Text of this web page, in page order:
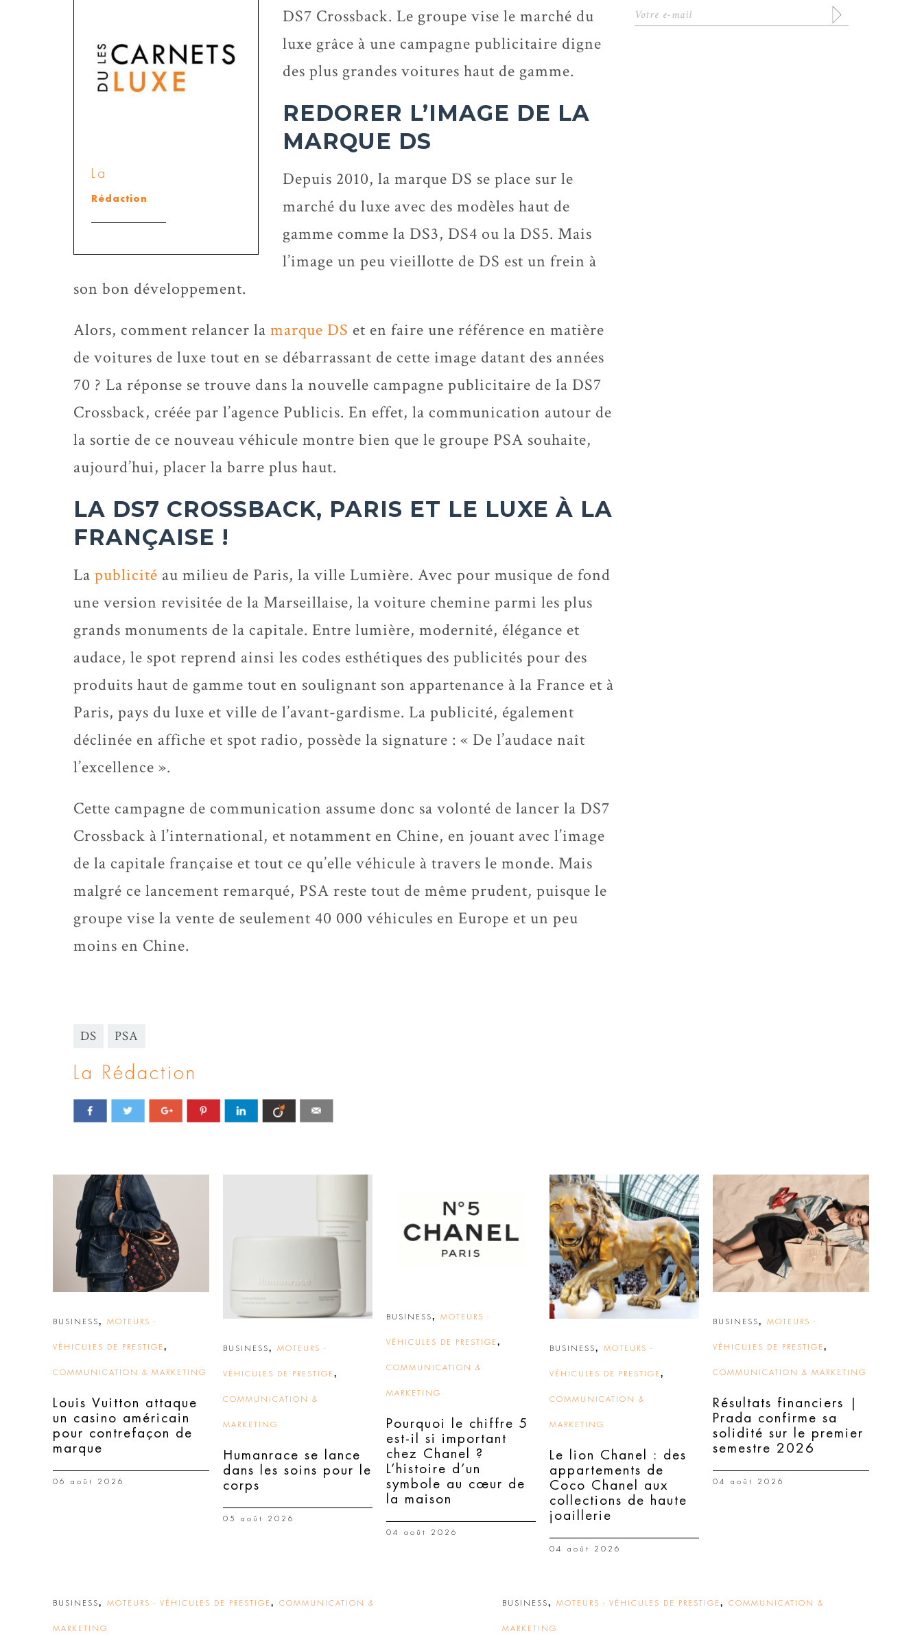
La
Rédaction
DS7 Crossback. Le groupe vise le marché du
luxe grâce à une campagne publicitaire digne
des plus grandes voitures haut de gamme.
REDORER L’IMAGE DE LA
MARQUE DS
Depuis 2010, la marque DS se place sur le
marché du luxe avec des modèles haut de
gamme comme la DS3, DS4 ou la DS5. Mais
l’image un peu vieillotte de DS est un frein à
son bon développement.
Alors, comment relancer la marque DS et en faire une référence en matière
de voitures de luxe tout en se débarrassant de cette image datant des années
70 ? La réponse se trouve dans la nouvelle campagne publicitaire de la DS7
Crossback, créée par l’agence Publicis. En effet, la communication autour de
la sortie de ce nouveau véhicule montre bien que le groupe PSA souhaite,
aujourd’hui, placer la barre plus haut.
LA DS7 CROSSBACK, PARIS ET LE LUXE À LA
FRANÇAISE !
La publicité au milieu de Paris, la ville Lumière. Avec pour musique de fond
une version revisitée de la Marseillaise, la voiture chemine parmi les plus
grands monuments de la capitale. Entre lumière, modernité, élégance et
audace, le spot reprend ainsi les codes esthétiques des publicités pour des
produits haut de gamme tout en soulignant son appartenance à la France et à
Paris, pays du luxe et ville de l’avant-gardisme. La publicité, également
déclinée en affiche et spot radio, possède la signature : « De l’audace naît
l’excellence ».
Cette campagne de communication assume donc sa volonté de lancer la DS7
Crossback à l’international, et notamment en Chine, en jouant avec l’image
de la capitale française et tout ce qu’elle véhicule à travers le monde. Mais
malgré ce lancement remarqué, PSA reste tout de même prudent, puisque le
groupe vise la vente de seulement 40 000 véhicules en Europe et un peu
moins en Chine.
DS PSA
La Rédaction
BUSINESS, MOTEURS -
VÉHICULES DE PRESTIGE ,
COMMUNICATION & MARKETING
Louis Vuitton attaque
un casino américain
pour contrefaçon de
marque
06 août 2026
BUSINESS, MOTEURS -
VÉHICULES DE PRESTIGE ,
COMMUNICATION &
MARKETING
Humanrace se lance
dans les soins pour le
corps
05 août 2026
BUSINESS, MOTEURS -
VÉHICULES DE PRESTIGE ,
COMMUNICATION &
MARKETING
Pourquoi le chiffre 5
est-il si important
chez Chanel ?
L’histoire d’un
symbole au cœur de
la maison
04 août 2026
BUSINESS, MOTEURS -
VÉHICULES DE PRESTIGE ,
COMMUNICATION &
MARKETING
Le lion Chanel : des
appartements de
Coco Chanel aux
collections de haute
joaillerie
04 août 2026
BUSINESS, MOTEURS -
VÉHICULES DE PRESTIGE ,
COMMUNICATION & MARKETING
Résultats financiers |
Prada confirme sa
solidité sur le premier
semestre 2026
04 août 2026
BUSINESS, MOTEURS - VÉHICULES DE PRESTIGE , COMMUNICATION &
MARKETING
BUSINESS, MOTEURS - VÉHICULES DE PRESTIGE , COMMUNICATION &
MARKETING